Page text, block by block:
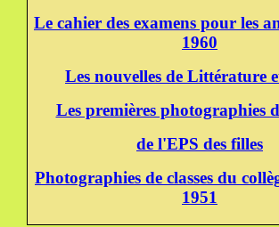
Le cahier des examens pour les
1960
Les nouvelles de Littérature
Les premières photographies
de l'EPS des filles
Photographies de classes du
1951